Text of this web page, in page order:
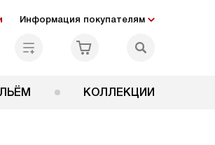
Информация покупателям
КОЛЛЕКЦИИ